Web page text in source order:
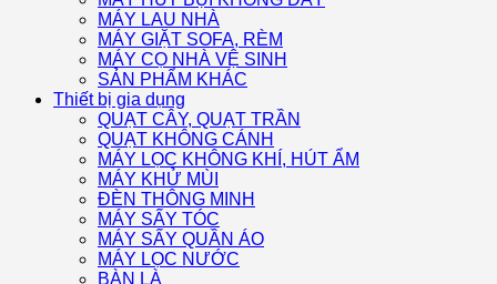
MÁY LAU NHÀ
MÁY GIẶT SOFA, RÈM
MÁY CỌ NHÀ VỆ SINH
SẢN PHẨM KHÁC
Thiết bị gia dụng
QUẠT CÂY, QUẠT TRẦN
QUẠT KHÔNG CÁNH
MÁY LỌC KHÔNG KHÍ, HÚT ẨM
MÁY KHỬ MÙI
ĐÈN THÔNG MINH
MÁY SẤY TÓC
MÁY SẤY QUẦN ÁO
MÁY LỌC NƯỚC
BÀN LÀ